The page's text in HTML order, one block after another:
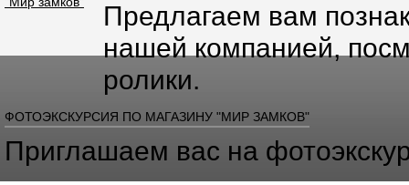
Предлагаем вам
нашей компанией,
ролики.
ФОТОЭКСКУРСИЯ ПО МАГАЗИНУ "МИР ЗАМКОВ"
Приглашаем вас на